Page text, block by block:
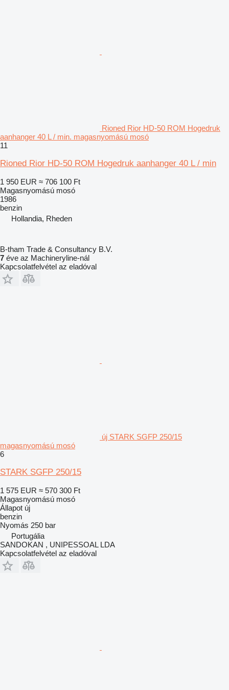
Rioned Rior HD-50 ROM Hogedruk
aanhanger 40 L / min. magasnyomású mosó
11
Rioned Rior HD-50 ROM Hogedruk aanhanger 40 L / min
1 950 EUR ≈ 706 100 Ft
Magasnyomású mosó
1986
benzin
Hollandia, Rheden
B-tham Trade & Consultancy B.V.
7 éve az Machineryline-nál
Kapcsolatfelvétel az eladóval
új STARK SGFP 250/15
magasnyomású mosó
6
STARK SGFP 250/15
1 575 EUR ≈ 570 300 Ft
Magasnyomású mosó
Állapot új
benzin
Nyomás 250 bar
Portugália
SANDOKAN , UNIPESSOAL LDA
Kapcsolatfelvétel az eladóval